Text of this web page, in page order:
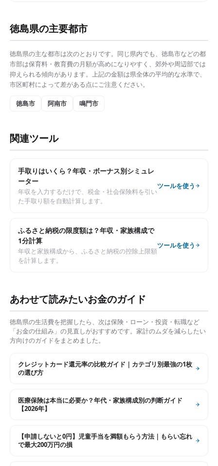
徳島県の主要都市
徳島県の主な都市は次のとおりです。同じ県内でも、 徳島市などの都
市部は保育料・教育費の月額が高めになりやすく、郊外や周辺部では
抑えられる傾向があります。上記の金額は県全体の平均的な水準で、
市区町村によって差がある点にご注意ください。
徳島市 阿南市 鳴門市
関連ツール
手取りはいくら？年収・ボーナス別シミュレ
ーター
年収を入力するだけで、税金・社会保険料を引い
た手取り額を自動計算します。
ツールを使う
ふるさと納税の限度額は？年収・家族構成で
1分計算
年収と家族構成から、ふるさと納税の控除上限額
を計算します。
ツールを使う
あわせて読みたいお金のガイド
徳島県の生活費を把握したら、次は保険・ローン・投資・転職など
「お金の仕組み」の見直しがおすすめです。家計のムダを減らしたい
方向けのガイドをまとめました。
クレジットカード還元率の比較ガイド｜カテゴリ別最強の1枚
の選び方
医療保険は本当に必要か？年代・家族構成別の判断ガイド
【2026年】
【申請しないと0円】児童手当を満額もらう方法｜もらい忘れ
で最大200万円の損